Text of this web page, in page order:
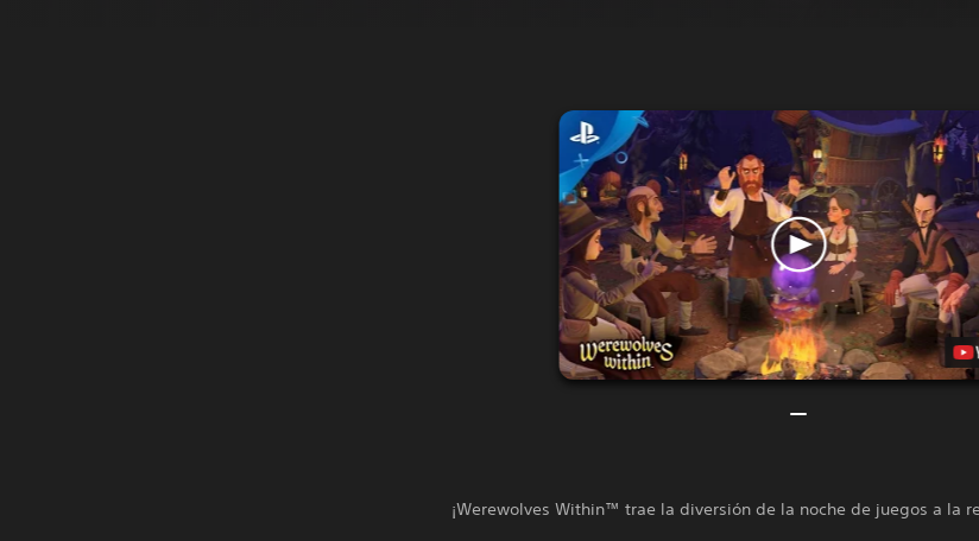
¡Werewolves Within™ trae la diversión de la noche de juegos a la